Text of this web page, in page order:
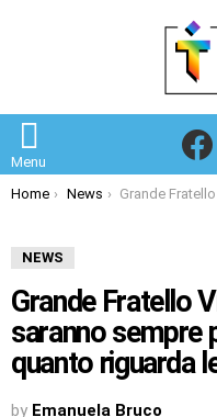
Menu
You are here:
Home News Grande Fratello Vip 6: “le bestemmie saranno sempre punite, mentre per quanto riguarda
NEWS
Grande Fratello
saranno sempre
quanto riguarda
by Emanuela Bruco